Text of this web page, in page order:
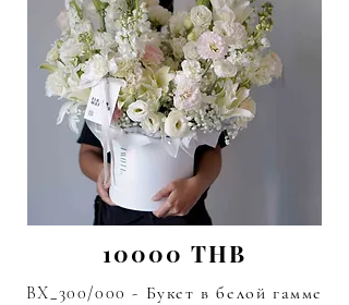
10000 THB
BX_300/000 - Букет в белой гамме